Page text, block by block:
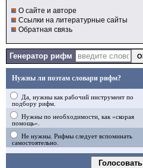
О сайте и авторе
Ссылки на литературные сайты
Обратная связь
Генератор рифм
Нужны ли поэтам словари рифм?
Да, нужны как рабочий инструмент по
подбору рифм.
Нужны по необходимости, как «скорая
помощь».
Не нужны. Рифмы следует вспоминать
самостоятельно.
Голосовать